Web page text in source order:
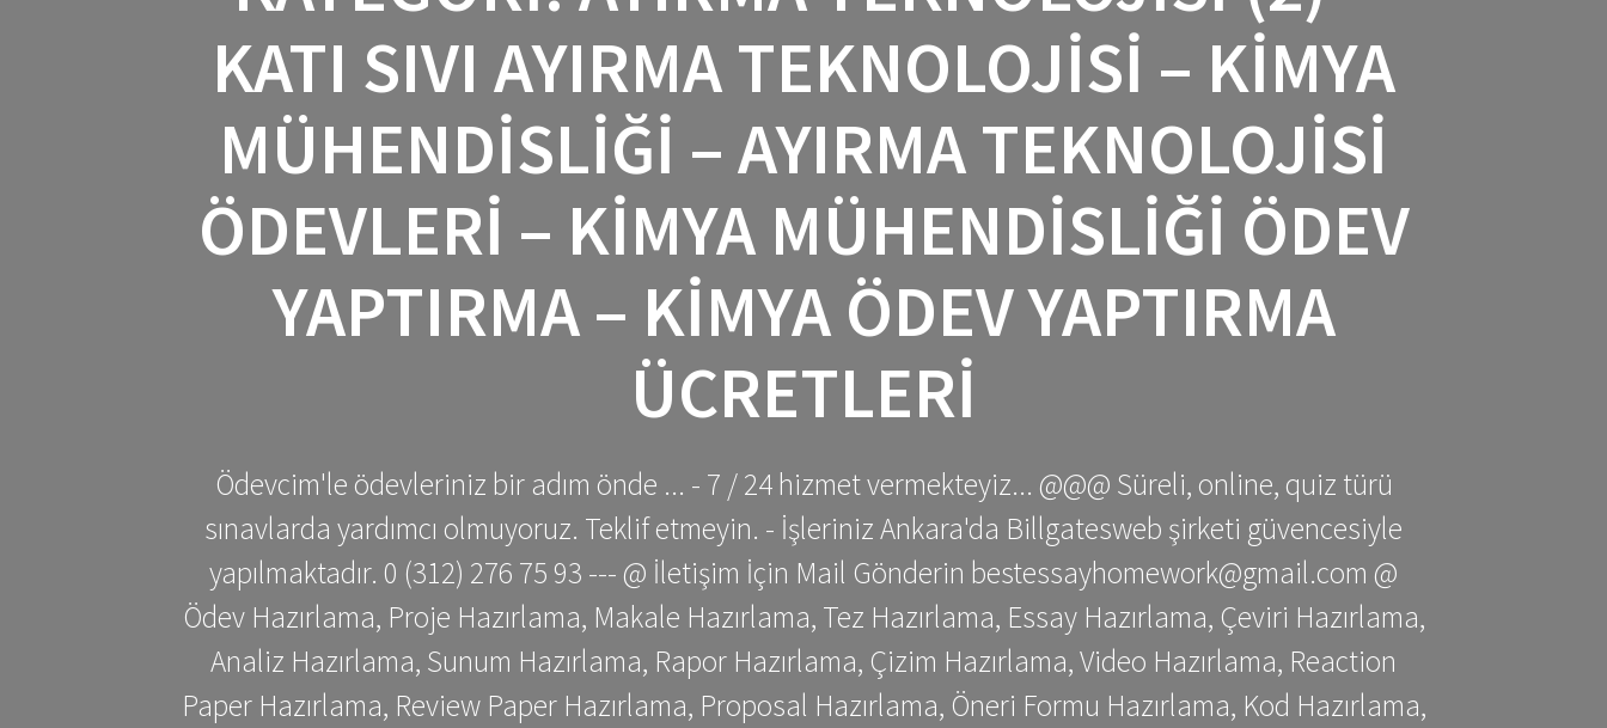
KATI SIVI AYIRMA TEKNOLOJISI – KIMYA
MÜHENDISLIĞI – AYIRMA TEKNOLOJISI
ÖDEVLERI – KIMYA MÜHENDISLIĞI ÖDEV
YAPTIRMA – KIMYA ÖDEV YAPTIRMA
ÜCRETLERI
Ödevcim'le ödevleriniz bir adım önde ... - 7 / 24 hizmet vermekteyiz... @@@ Süreli, online, quiz türü
sınavlarda yardımcı olmuyoruz. Teklif etmeyin. - İşleriniz Ankara'da Billgatesweb şirketi güvencesiyle
yapılmaktadır. 0 (312) 276 75 93 --- @ İletişim İçin Mail Gönderin bestessayhomework@gmail.com @
Ödev Hazırlama, Proje Hazırlama, Makale Hazırlama, Tez Hazırlama, Essay Hazırlama, Çeviri Hazırlama,
Analiz Hazırlama, Sunum Hazırlama, Rapor Hazırlama, Çizim Hazırlama, Video Hazırlama, Reaction
Paper Hazırlama, Review Paper Hazırlama, Proposal Hazırlama, Öneri Formu Hazırlama, Kod Hazırlama,